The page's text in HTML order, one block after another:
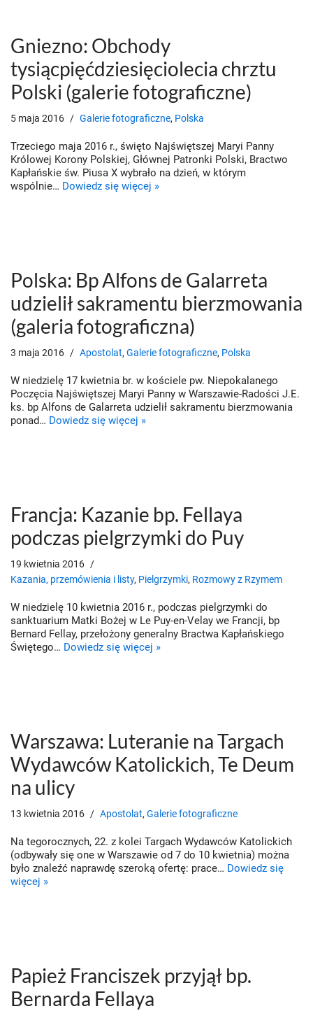
Gniezno: Obchody
tysiącpięćdziesięciolecia chrztu
Polski (galerie fotograficzne)
5 maja 2016 Galerie fotograficzne, Polska
Trzeciego maja 2016 r., święto Najświętszej Maryi Panny
Królowej Korony Polskiej, Głównej Patronki Polski, Bractwo
Kapłańskie św. Piusa X wybrało na dzień, w którym
wspólnie… Dowiedz się więcej »
Polska: Bp Alfons de Galarreta
udzielił sakramentu bierzmowania
(galeria fotograficzna)
3 maja 2016 Apostolat, Galerie fotograficzne, Polska
W niedzielę 17 kwietnia br. w kościele pw. Niepokalanego
Poczęcia Najświętszej Maryi Panny w Warszawie-Radości J.E.
ks. bp Alfons de Galarreta udzielił sakramentu bierzmowania
ponad… Dowiedz się więcej »
Francja: Kazanie bp. Fellaya
podczas pielgrzymki do Puy
19 kwietnia 2016
Kazania, przemówienia i listy, Pielgrzymki, Rozmowy z Rzymem
W niedzielę 10 kwietnia 2016 r., podczas pielgrzymki do
sanktuarium Matki Bożej w Le Puy-en-Velay we Francji, bp
Bernard Fellay, przełożony generalny Bractwa Kapłańskiego
Świętego… Dowiedz się więcej »
Warszawa: Luteranie na Targach
Wydawców Katolickich, Te Deum
na ulicy
13 kwietnia 2016 Apostolat, Galerie fotograficzne
Na tegorocznych, 22. z kolei Targach Wydawców Katolickich
(odbywały się one w Warszawie od 7 do 10 kwietnia) można
było znaleźć naprawdę szeroką ofertę: prace… Dowiedz się
więcej »
Papież Franciszek przyjął bp.
Bernarda Fellaya